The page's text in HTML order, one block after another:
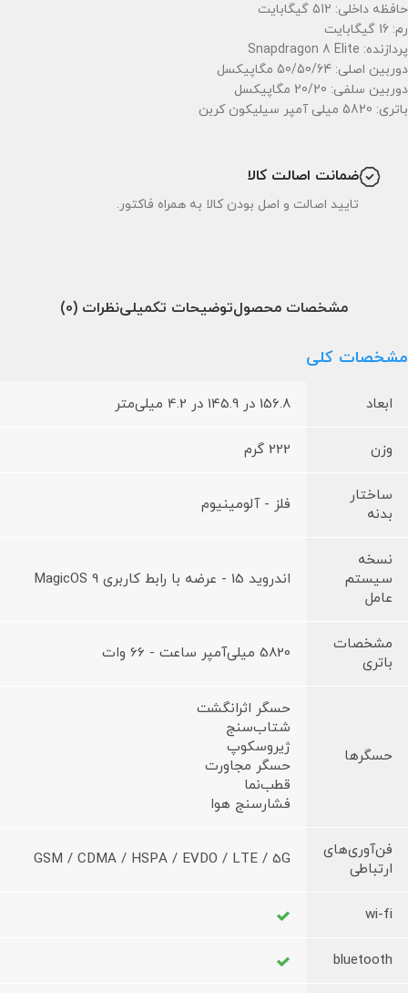
حافظه داخلی: 512 گیگابایت
رم: 16 گیگابایت
پردازنده: Snapdragon 8 Elite
دوربین اصلی: 50/50/64 مگاپیکسل
دوربین سلفی: 20/20 مگاپیکسل
باتری: 5820 میلی آمپر سیلیکون کربن
ضمانت اصالت کالا
تایید اصالت و اصل بودن کالا به همراه فاکتور.
مشخصات محصولتوضیحات تکمیلینظرات (0)
مشخصات کلی
ابعاد 156.8 در 145.9 در 4.2 میلی‌متر
وزن 222 گرم
ساختار
بدنه
فلز - آلومینیوم
نسخه
سیستم
عامل
اندروید 15 - عرضه با رابط کاربری MagicOS 9
مشخصات
باتری
5820 میلی‌آمپر ساعت - 66 وات
حسگرها
حسگر اثرانگشت
شتاب‌سنج
ژیروسکوپ
حسگر مجاورت
قطب‌نما
فشارسنج هوا
فن‌آوری‌های
ارتباطی
GSM / CDMA / HSPA / EVDO / LTE / 5G
wi-fi
bluetooth